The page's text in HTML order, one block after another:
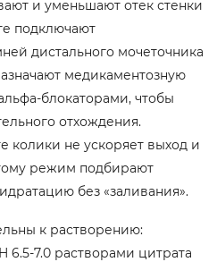
и уменьшают отек стенки
подключают
дистального мочеточника
медикаментозную
блокаторами, чтобы
отхождения.
колики не ускоряет выход и
режим подбирают
без «заливания».
к растворению:
7.0 растворами цитрата